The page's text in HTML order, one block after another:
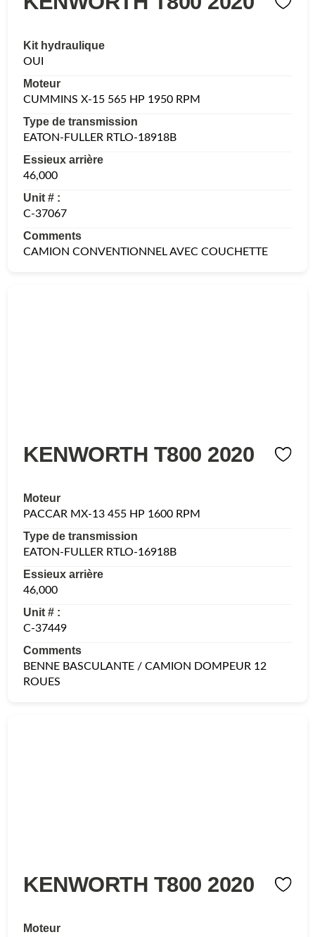
Kit hydraulique
OUI
Moteur
CUMMINS X-15 565 HP 1950 RPM
Type de transmission
EATON-FULLER RTLO-18918B
Essieux arrière
46,000
Unit # :
C-37067
Comments
CAMION CONVENTIONNEL AVEC COUCHETTE
KENWORTH T800 2020
Moteur
PACCAR MX-13 455 HP 1600 RPM
Type de transmission
EATON-FULLER RTLO-16918B
Essieux arrière
46,000
Unit # :
C-37449
Comments
BENNE BASCULANTE / CAMION DOMPEUR 12
ROUES
KENWORTH T800 2020
Moteur